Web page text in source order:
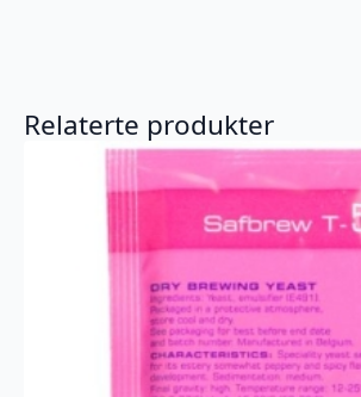
Relaterte produkter